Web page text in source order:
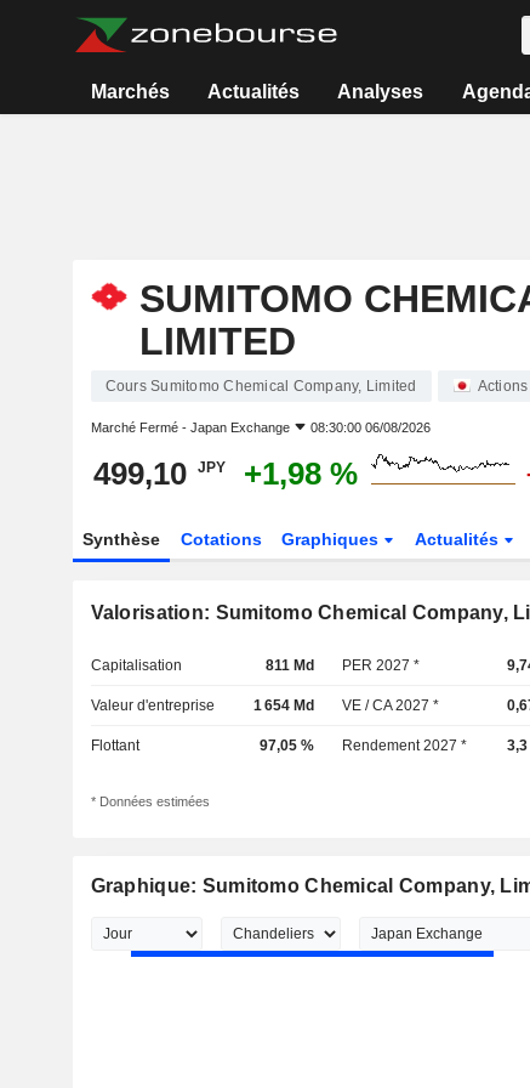
Marchés Actualités Analyses
SUMITOMO
LIMITED
Cours Sumitomo Chemical Company, Limited Actions
Marché Fermé - Japan Exchange 08:30:00 06/08/2026
499,10 JPY +1,98 %
Synthèse Cotations Graphiques Actualités
Valorisation: Sumitomo Chemical Company,
Capitalisation 811 Md PER 2027 *
Valeur d'entreprise 1 654 Md VE / CA 2027 *
Flottant 97,05 % Rendement 2027 * 3,3
* Données estimées
Graphique: Sumitomo Chemical Company,